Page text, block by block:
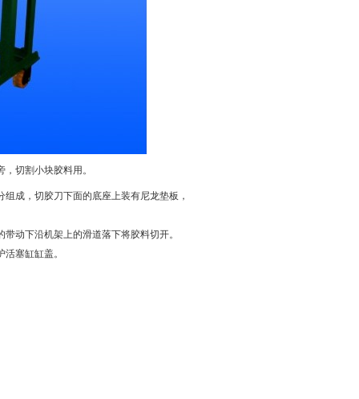
切割小块胶料用。
成，切胶刀下面的底座上装有尼龙垫板，
动下沿机架上的滑道落下将胶料切开。
塞缸缸盖。